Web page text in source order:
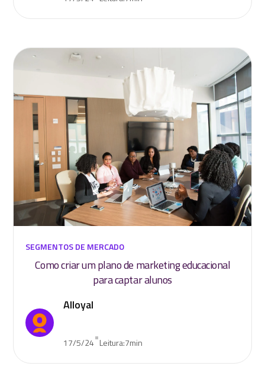
SEGMENTOS DE MERCADO
Como criar um plano de marketing educacional
para captar alunos
Alloyal
17/5/24•Leitura:7min